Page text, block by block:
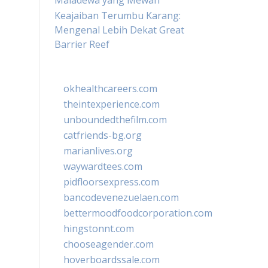
Keajaiban Terumbu Karang:
Mengenal Lebih Dekat Great
Barrier Reef
okhealthcareers.com
theintexperience.com
unboundedthefilm.com
catfriends-bg.org
marianlives.org
waywardtees.com
pidfloorsexpress.com
bancodevenezuelaen.com
bettermoodfoodcorporation.com
hingstonnt.com
chooseagender.com
hoverboardssale.com